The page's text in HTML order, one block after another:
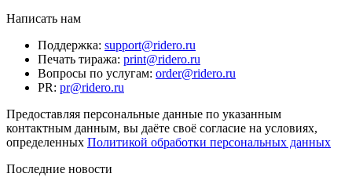
Написать нам
Поддержка: support@ridero.ru
Печать тиража: print@ridero.ru
Вопросы по услугам: order@ridero.ru
PR: pr@ridero.ru
Предоставляя персональные данные по указанным
контактным данным, вы даёте своё согласие на условиях,
определенных Политикой обработки персональных данных
Последние новости